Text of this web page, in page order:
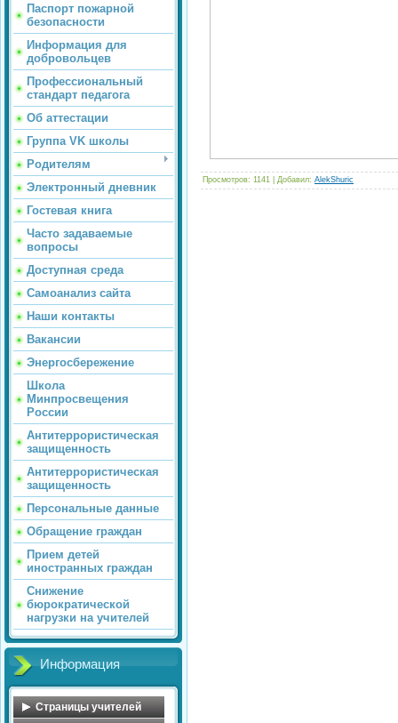
Паспорт пожарной
безопасности
Информация для
добровольцев
Профессиональный
стандарт педагога
Об аттестации
Группа VK школы
Родителям
Электронный дневник
Гостевая книга
Часто задаваемые
вопросы
Доступная среда
Самоанализ сайта
Наши контакты
Вакансии
Энергосбережение
Школа
Минпросвещения
России
Антитеррористическая
защищенность
Антитеррористическая
защищенность
Персональные данные
Обращение граждан
Прием детей
иностранных граждан
Снижение
бюрократической
нагрузки на учителей
Информация
Страницы учителей
Просмотров: 1141 | Добавил: AlekShuric